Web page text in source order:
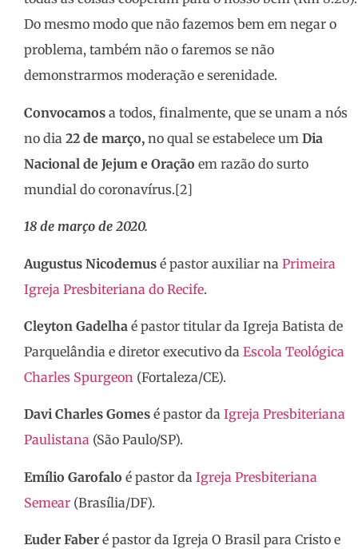
Do mesmo modo que não fazemos bem em negar o
problema, também não o faremos se não
demonstrarmos moderação e serenidade.
Convocamos a todos, finalmente, que se unam a nós
no dia 22 de março, no qual se estabelece um Dia
Nacional de Jejum e Oração em razão do surto
mundial do coronavírus.[2]
18 de março de 2020.
Augustus Nicodemus é pastor auxiliar na Primeira
Igreja Presbiteriana do Recife.
Cleyton Gadelha é pastor titular da Igreja Batista de
Parquelândia e diretor executivo da Escola Teológica
Charles Spurgeon (Fortaleza/CE).
Davi Charles Gomes é pastor da Igreja Presbiteriana
Paulistana (São Paulo/SP).
Emílio Garofalo é pastor da Igreja Presbiteriana
Semear (Brasília/DF).
Euder Faber é pastor da Igreja O Brasil para Cristo e